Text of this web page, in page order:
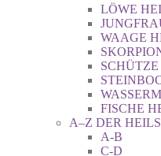
LÖWE
WAAGE
FISCHE
A–Z DER
A-B
C-D